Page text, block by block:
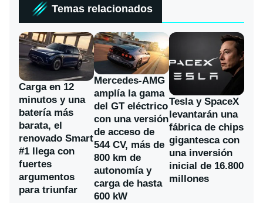
Temas relacionados
Carga en 12
minutos y una
batería más
barata, el
renovado Smart
#1 llega con
fuertes
argumentos
para triunfar
Mercedes-AMG
amplía la gama
del GT eléctrico
con una versión
de acceso de
544 CV, más de
800 km de
autonomía y
carga de hasta
600 kW
Tesla y SpaceX
levantarán una
fábrica de chips
gigantesca con
una inversión
inicial de 16.800
millones